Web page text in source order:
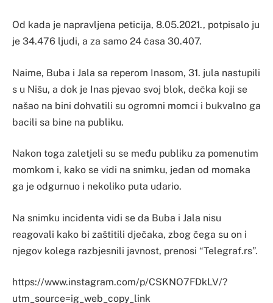
Od kada je napravljena peticija, 8.05.2021., potpisalo ju
je 34.476 ljudi, a za samo 24 časa 30.407.
Naime, Buba i Jala sa reperom Inasom, 31. jula nastupili
s u Nišu, a dok je Inas pjevao svoj blok, dečka koji se
našao na bini dohvatili su ogromni momci i bukvalno ga
bacili sa bine na publiku.
Nakon toga zaletjeli su se među publiku za pomenutim
momkom i, kako se vidi na snimku, jedan od momaka
ga je odgurnuo i nekoliko puta udario.
Na snimku incidenta vidi se da Buba i Jala nisu
reagovali kako bi zaštitili dječaka, zbog čega su on i
njegov kolega razbjesnili javnost, prenosi “Telegraf.rs”.
https://www.instagram.com/p/CSKNO7FDkLV/?
utm_source=ig_web_copy_link